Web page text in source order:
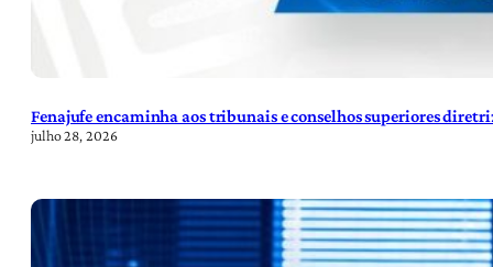
Fenajufe encaminha aos tribunais e conselhos superiores
julho 28, 2026